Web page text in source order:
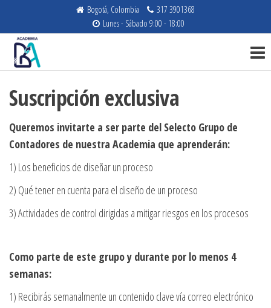
contenido
Bogotá, Colombia
317 3901368
Lunes - Sábado 9:00 - 18:00
de B.A.
Consultores
Auditoría
Impuestos
Suscripción exclusiva
Queremos invitarte a ser parte del Selecto Grupo de
Contadores de nuestra Academia que aprenderán:
​1) Los beneficios de diseñar un proceso
2) Qué tener en cuenta para el diseño de un proceso
​3) Actividades de control dirigidas a mitigar riesgos en los procesos
Como parte de este grupo y durante por lo menos 4
semanas:
1) Recibirás semanalmente un contenido clave vía correo electrónico